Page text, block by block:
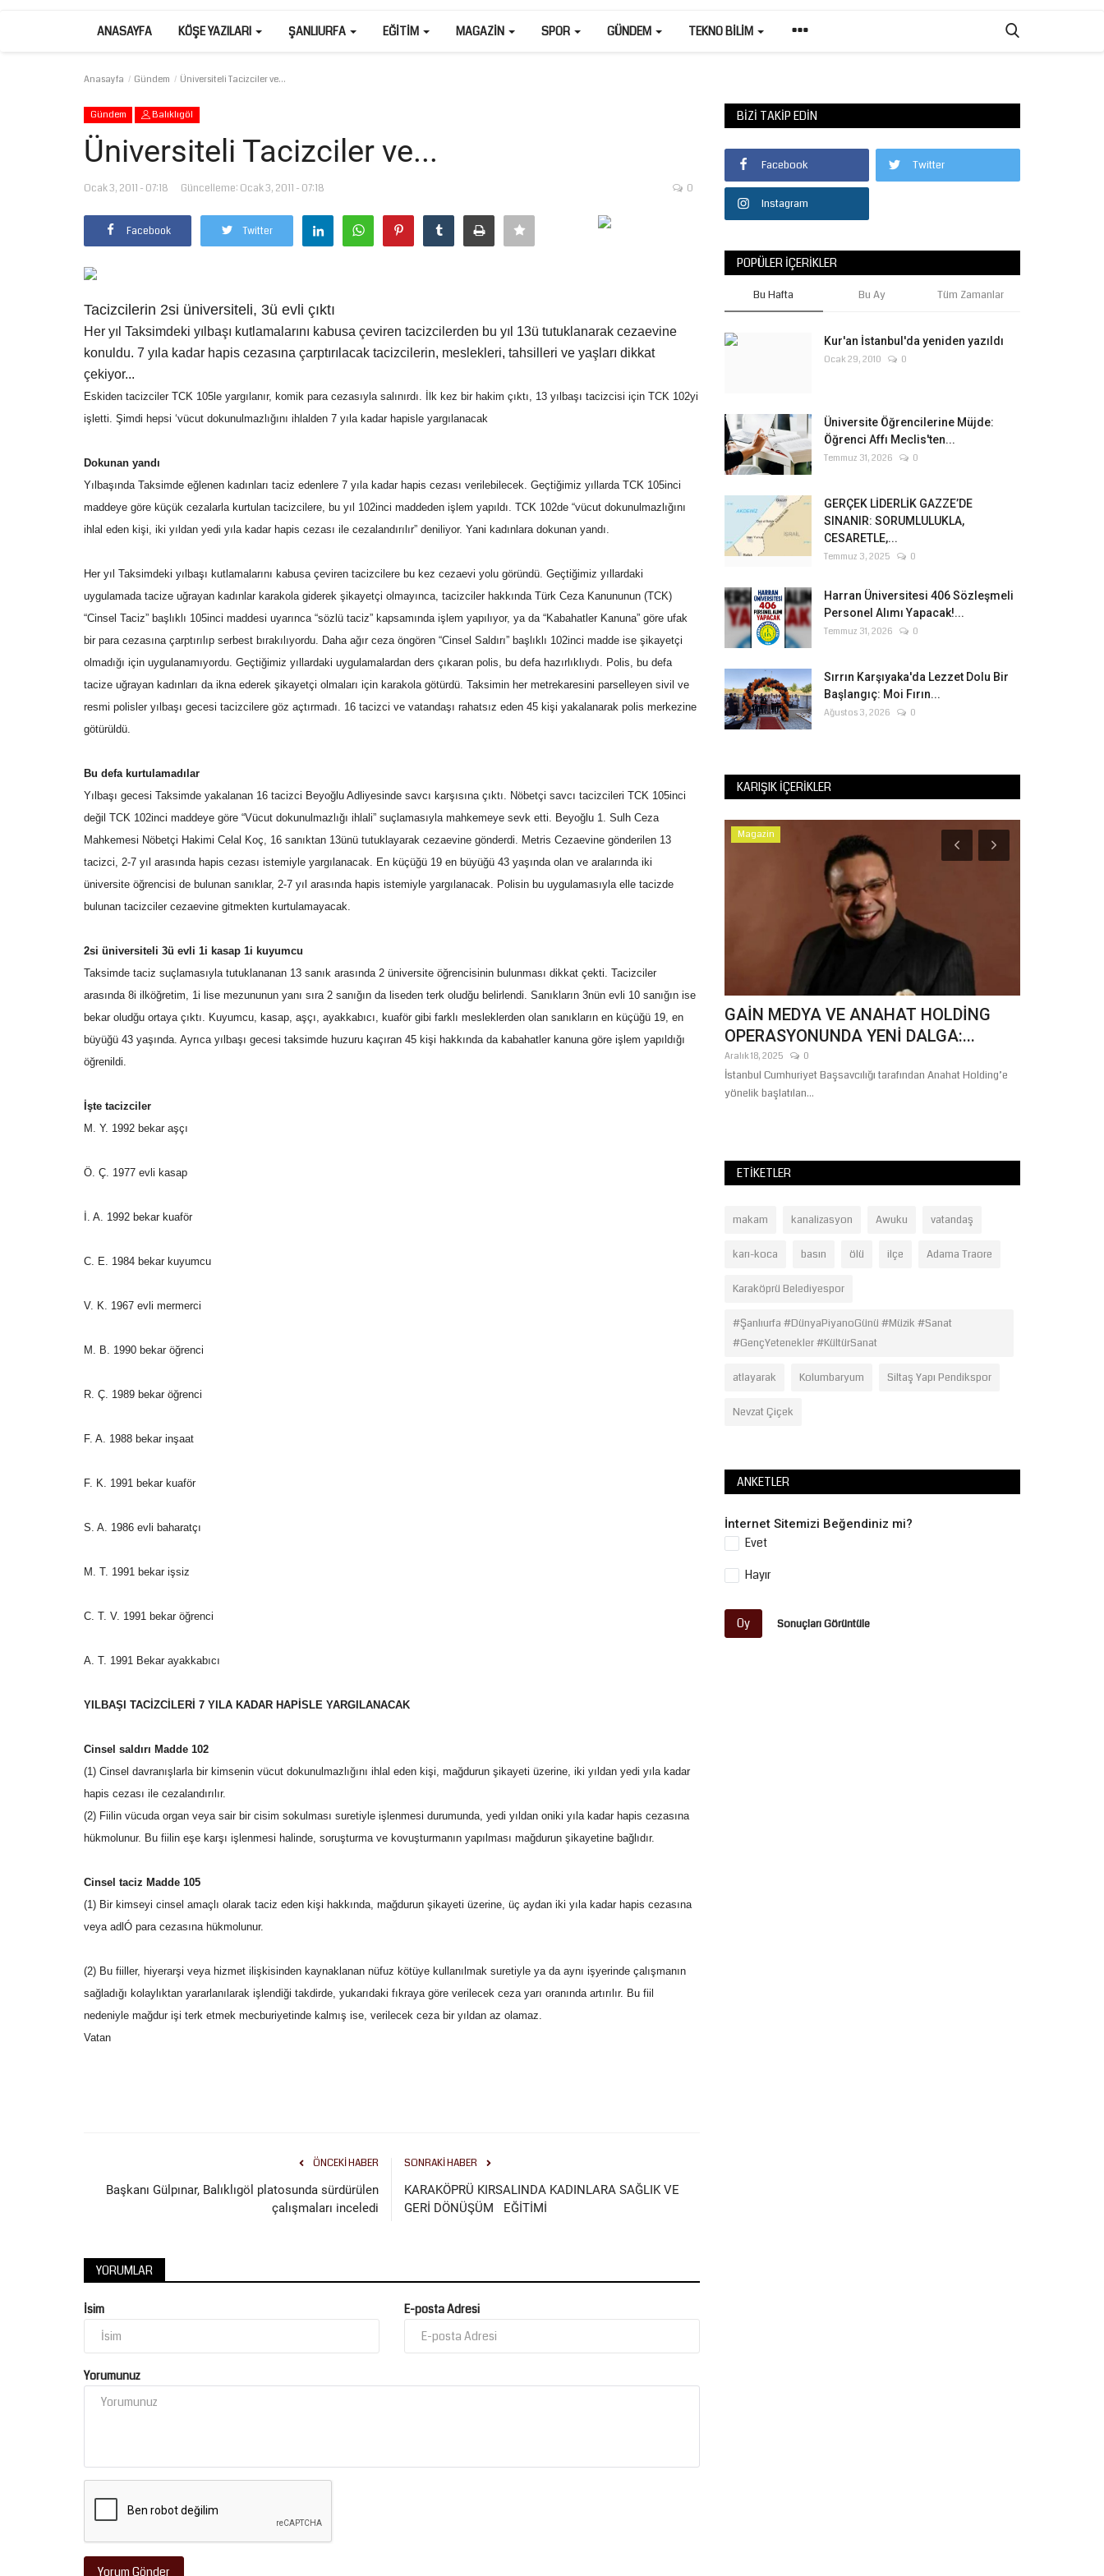
ANASAYFA KÖŞE YAZILARI ŞANLIURFA EĞITIM MAGAZIN SPOR GÜNDEM TEKNO BILIM
Anasayfa Gündem Üniversiteli Tacizciler ve...
Gündem Balıklıgöl
Üniversiteli Tacizciler ve...
Ocak 3, 2011 - 07:18 Güncelleme: Ocak 3, 2011 - 07:18 0
Facebook Twitter
Tacizcilerin 2si üniversiteli, 3ü evli çıktı
Her yıl Taksimdeki yılbaşı kutlamalarını kabusa çeviren tacizcilerden bu yıl 13ü tutuklanarak cezaevine
konuldu. 7 yıla kadar hapis cezasına çarptırılacak tacizcilerin, meslekleri, tahsilleri ve yaşları dikkat
çekiyor...
Eskiden tacizciler TCK 105le yargılanır, komik para cezasıyla salınırdı. İlk kez bir hakim çıktı, 13 yılbaşı tacizcisi için TCK 102yi
işletti. Şimdi hepsi ‘vücut dokunulmazlığını ihlalden 7 yıla kadar hapisle yargılanacak
Dokunan yandı
Yılbaşında Taksimde eğlenen kadınları taciz edenlere 7 yıla kadar hapis cezası verilebilecek. Geçtiğimiz yıllarda TCK 105inci
maddeye göre küçük cezalarla kurtulan tacizcilere, bu yıl 102inci maddeden işlem yapıldı. TCK 102de “vücut dokunulmazlığını
ihlal eden kişi, iki yıldan yedi yıla kadar hapis cezası ile cezalandırılır” deniliyor. Yani kadınlara dokunan yandı.
Her yıl Taksimdeki yılbaşı kutlamalarını kabusa çeviren tacizcilere bu kez cezaevi yolu göründü. Geçtiğimiz yıllardaki
uygulamada tacize uğrayan kadınlar karakola giderek şikayetçi olmayınca, tacizciler hakkında Türk Ceza Kanununun (TCK)
“Cinsel Taciz” başlıklı 105inci maddesi uyarınca “sözlü taciz” kapsamında işlem yapılıyor, ya da “Kabahatler Kanuna” göre ufak
bir para cezasına çarptırılıp serbest bırakılıyordu. Daha ağır ceza öngören “Cinsel Saldırı” başlıklı 102inci madde ise şikayetçi
olmadığı için uygulanamıyordu. Geçtiğimiz yıllardaki uygulamalardan ders çıkaran polis, bu defa hazırlıklıydı. Polis, bu defa
tacize uğrayan kadınları da ikna ederek şikayetçi olmaları için karakola götürdü. Taksimin her metrekaresini parselleyen sivil ve
resmi polisler yılbaşı gecesi tacizcilere göz açtırmadı. 16 tacizci ve vatandaşı rahatsız eden 45 kişi yakalanarak polis merkezine
götürüldü.
Bu defa kurtulamadılar
Yılbaşı gecesi Taksimde yakalanan 16 tacizci Beyoğlu Adliyesinde savcı karşısına çıktı. Nöbetçi savcı tacizcileri TCK 105inci
değil TCK 102inci maddeye göre “Vücut dokunulmazlığı ihlali” suçlamasıyla mahkemeye sevk etti. Beyoğlu 1. Sulh Ceza
Mahkemesi Nöbetçi Hakimi Celal Koç, 16 sanıktan 13ünü tutuklayarak cezaevine gönderdi. Metris Cezaevine gönderilen 13
tacizci, 2-7 yıl arasında hapis cezası istemiyle yargılanacak. En küçüğü 19 en büyüğü 43 yaşında olan ve aralarında iki
üniversite öğrencisi de bulunan sanıklar, 2-7 yıl arasında hapis istemiyle yargılanacak. Polisin bu uygulamasıyla elle tacizde
bulunan tacizciler cezaevine gitmekten kurtulamayacak.
2si üniversiteli 3ü evli 1i kasap 1i kuyumcu
Taksimde taciz suçlamasıyla tutuklananan 13 sanık arasında 2 üniversite öğrencisinin bulunması dikkat çekti. Tacizciler
arasında 8i ilköğretim, 1i lise mezununun yanı sıra 2 sanığın da liseden terk oludğu belirlendi. Sanıkların 3nün evli 10 sanığın ise
bekar oludğu ortaya çıktı. Kuyumcu, kasap, aşçı, ayakkabıcı, kuaför gibi farklı mesleklerden olan sanıkların en küçüğü 19, en
büyüğü 43 yaşında. Ayrıca yılbaşı gecesi taksimde huzuru kaçıran 45 kişi hakkında da kabahatler kanuna göre işlem yapıldığı
öğrenildi.
İşte tacizciler
M. Y. 1992 bekar aşçı
Ö. Ç. 1977 evli kasap
İ. A. 1992 bekar kuaför
C. E. 1984 bekar kuyumcu
V. K. 1967 evli mermerci
M. B. 1990 bekar öğrenci
R. Ç. 1989 bekar öğrenci
F. A. 1988 bekar inşaat
F. K. 1991 bekar kuaför
S. A. 1986 evli baharatçı
M. T. 1991 bekar işsiz
C. T. V. 1991 bekar öğrenci
A. T. 1991 Bekar ayakkabıcı
YILBAŞI TACİZCİLERİ 7 YILA KADAR HAPİSLE YARGILANACAK
Cinsel saldırı Madde 102
(1) Cinsel davranışlarla bir kimsenin vücut dokunulmazlığını ihlal eden kişi, mağdurun şikayeti üzerine, iki yıldan yedi yıla kadar
hapis cezası ile cezalandırılır.
(2) Fiilin vücuda organ veya sair bir cisim sokulması suretiyle işlenmesi durumunda, yedi yıldan oniki yıla kadar hapis cezasına
hükmolunur. Bu fiilin eşe karşı işlenmesi halinde, soruşturma ve kovuşturmanın yapılması mağdurun şikayetine bağlıdır.
Cinsel taciz Madde 105
(1) Bir kimseyi cinsel amaçlı olarak taciz eden kişi hakkında, mağdurun şikayeti üzerine, üç aydan iki yıla kadar hapis cezasına
veya adlÓ para cezasına hükmolunur.
(2) Bu fiiller, hiyerarşi veya hizmet ilişkisinden kaynaklanan nüfuz kötüye kullanılmak suretiyle ya da aynı işyerinde çalışmanın
sağladığı kolaylıktan yararlanılarak işlendiği takdirde, yukarıdaki fıkraya göre verilecek ceza yarı oranında artırılır. Bu fiil
nedeniyle mağdur işi terk etmek mecburiyetinde kalmış ise, verilecek ceza bir yıldan az olamaz.
Vatan
ÖNCEKI HABER
Başkanı Gülpınar, Balıklıgöl platosunda sürdürülen
çalışmaları inceledi
SONRAKI HABER
KARAKÖPRÜ KIRSALINDA KADINLARA SAĞLIK VE
GERİ DÖNÜŞÜM EĞİTİMİ
YORUMLAR
İsim E-posta Adresi
Yorumunuz
Yorum Gönder
BIZI TAKIP EDIN
Facebook Twitter
Instagram
POPÜLER İÇERIKLER
Bu Hafta Bu Ay Tüm Zamanlar
Kur'an İstanbul'da yeniden yazıldı
Ocak 29, 2010 0
Üniversite Öğrencilerine Müjde:
Öğrenci Affı Meclis'ten...
Temmuz 31, 2026 0
GERÇEK LİDERLİK GAZZE’DE
SINANIR: SORUMLULUKLA,
CESARETLE,...
Temmuz 3, 2025 0
Harran Üniversitesi 406 Sözleşmeli
Personel Alımı Yapacak!...
Temmuz 31, 2026 0
Sırrın Karşıyaka'da Lezzet Dolu Bir
Başlangıç: Moi Fırın...
Ağustos 3, 2026 0
KARIŞIK İÇERIKLER
Dünya
Ankara'dan Peş Peşe Açıklamalar: ABD-
İran Geriliminin Ardından...
Dünya
Moro Müslümanlarının Yarım Asırlık
Mücadelesine Şanlıurfa...
Magazin
GAİN MEDYA VE ANAHAT HOLDİNG
OPERASYONUNDA YENİ DALGA:...
Aralık 18, 2025 0
İstanbul Cumhuriyet Başsavcılığı tarafından Anahat Holding’e
yönelik başlatılan...
ETIKETLER
makam kanalizasyon Awuku vatandaş
karı-koca basın ölü ilçe Adama Traore
Karaköprü Belediyespor
#Şanlıurfa #DünyaPiyanoGünü #Müzik #Sanat
#GençYetenekler #KültürSanat
atlayarak Kolumbaryum Siltaş Yapı Pendikspor
Nevzat Çiçek
ANKETLER
İnternet Sitemizi Beğendiniz mi?
Evet
Hayır
Oy Sonuçları Görüntüle